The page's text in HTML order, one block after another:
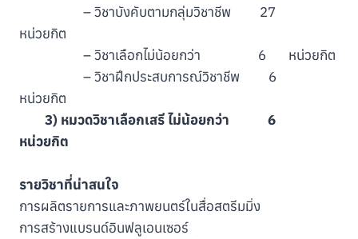
– วิชาบังคับตามกลุ่มวิชาชีพ 27
หน่วยกิต
– วิชาเลือกไม่น้อยกว่า 6 หน่วยกิต
– วิชาฝึกประสบการณ์วิชาชีพ 6
หน่วยกิต
3) หมวดวิชาเลือกเสรี ไม่น้อยกว่า 6
หน่วยกิต
รายวิชาที่น่าสนใจ
การผลิตรายการและภาพยนตร์ในสื่อสตรีมมิ่ง
การสร้างแบรนด์อินฟลูเอนเซอร์